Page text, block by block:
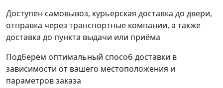
Доступен самовывоз, курьерская доставка до двери,
отправка через транспортные компании, а также
доставка до пункта выдачи или приёма
Подберём оптимальный способ доставки в
зависимости от вашего местоположения и
параметров заказа